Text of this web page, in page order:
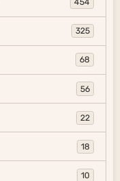
454
325
68
56
22
18
10